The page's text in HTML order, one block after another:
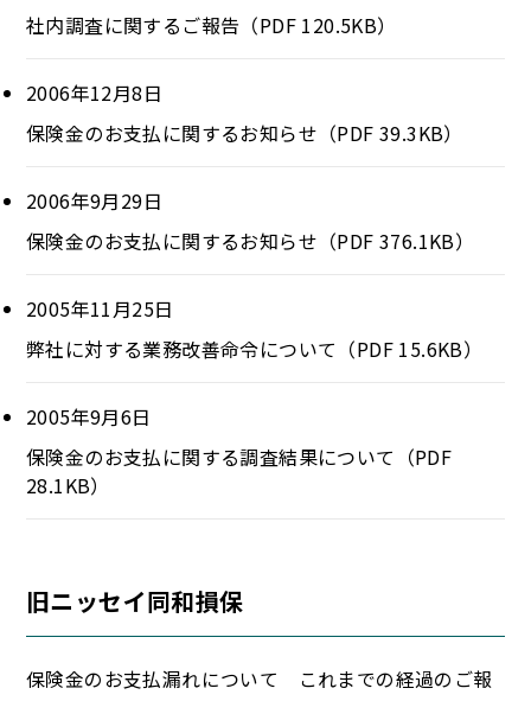
社内調査に関するご報告（PDF 120.5KB）
2006年12月8日
保険金のお支払に関するお知らせ（PDF 39.3KB）
2006年9月29日
保険金のお支払に関するお知らせ（PDF 376.1KB）
2005年11月25日
弊社に対する業務改善命令について（PDF 15.6KB）
2005年9月6日
保険金のお支払に関する調査結果について（PDF
28.1KB）
旧ニッセイ同和損保
保険金のお支払漏れについて これまでの経過のご報